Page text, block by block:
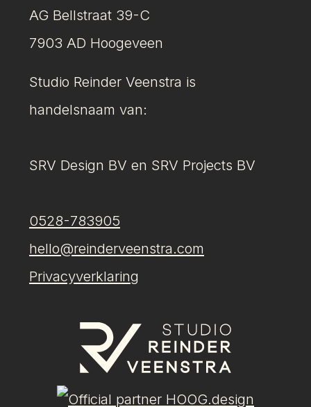
AG Bellstraat 39-C
7903 AD Hoogeveen
Studio Reinder Veenstra is
handelsnaam van:
SRV Design BV en SRV Projects BV
0528-783905
hello@reinderveenstra.com
Privacyverklaring